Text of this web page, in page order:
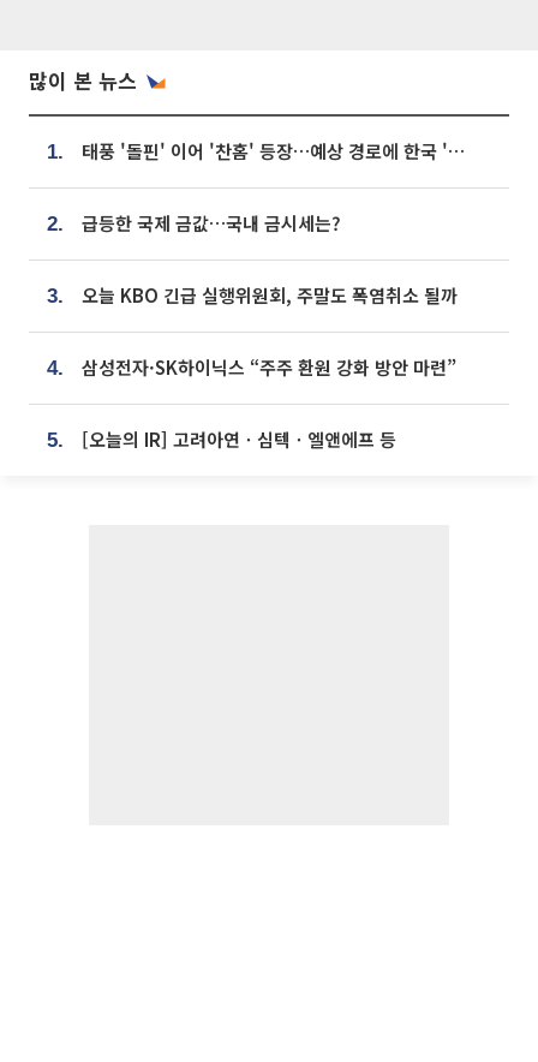
많이 본 뉴스
1. 태풍 '돌핀' 이어 '찬홈' 등장…예상 경로에 한국 '한숨'
2. 급등한 국제 금값…국내 금시세는?
3. 오늘 KBO 긴급 실행위원회, 주말도 폭염취소 될까
4. 삼성전자·SK하이닉스 “주주 환원 강화 방안 마련”
5. [오늘의 IR] 고려아연ㆍ심텍ㆍ엘앤에프 등